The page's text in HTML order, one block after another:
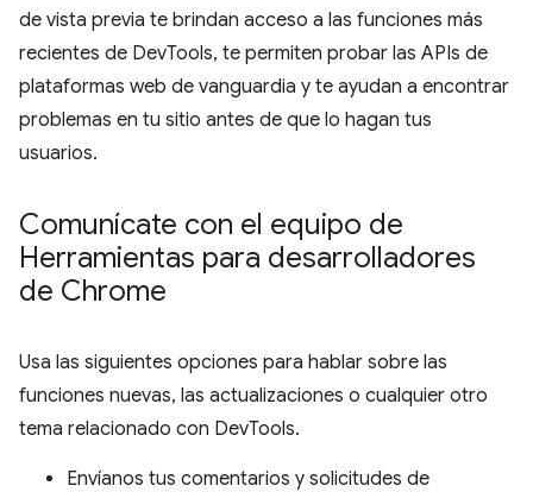
de vista previa te brindan acceso a las funciones más
recientes de DevTools, te permiten probar las APIs de
plataformas web de vanguardia y te ayudan a encontrar
problemas en tu sitio antes de que lo hagan tus
usuarios.
Comunícate con el equipo de
Herramientas para desarrolladores
de Chrome
Usa las siguientes opciones para hablar sobre las
funciones nuevas, las actualizaciones o cualquier otro
tema relacionado con DevTools.
Envíanos tus comentarios y solicitudes de